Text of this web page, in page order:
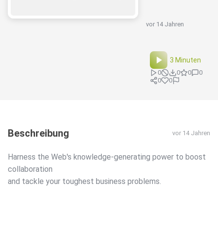
vor 14 Jahren
3 Minuten
0 0 0
0
0
0
Beschreibung vor 14 Jahren
Harness the Web's knowledge-generating power to boost
collaboration
and tackle your toughest business problems.